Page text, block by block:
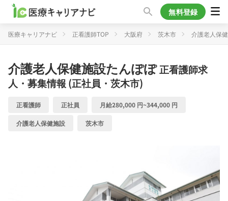
無料登録
医療キャリアナビ 正看護師TOP 大阪府 茨木市 介護老人保
介護老人保健施設たんぽぽ正看護師求
人・募集情報 (正社員・茨木市)
正看護師 正社員 月給280,000 円~344,000 円
介護老人保健施設 茨木市